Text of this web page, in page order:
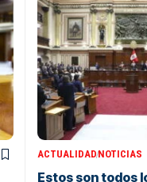
ACTUALIDADNOTICIAS
Estos son todos